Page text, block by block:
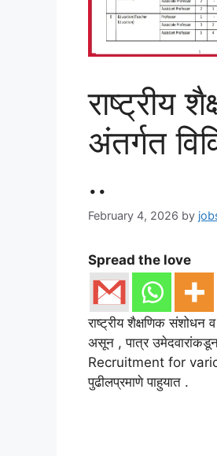
राष्ट्रीय
अंतर्गत
..
February 4, 2026 by
Spread the love
राष्ट्रीय शैक्षणिक संशोधन
असून , पात्र
Recruitment for
पुढीलप्रमाणे पाहुयात .